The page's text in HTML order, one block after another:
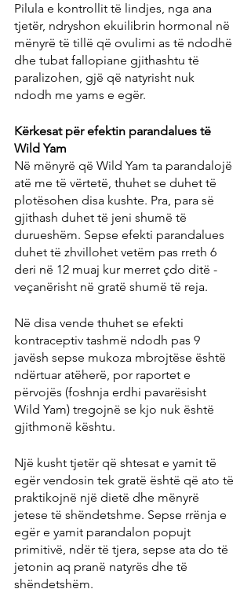
Pilula e kontrollit të lindjes, nga ana
tjetër, ndryshon ekuilibrin hormonal në
mënyrë të tillë që ovulimi as të ndodhë
dhe tubat fallopiane gjithashtu të
paralizohen, gjë që natyrisht nuk
ndodh me yams e egër.
Kërkesat për efektin parandalues ​​të
Wild Yam
Në mënyrë që Wild Yam ta parandalojë
atë me të vërtetë, thuhet se duhet të
plotësohen disa kushte. Pra, para së
gjithash duhet të jeni shumë të
durueshëm. Sepse efekti parandalues ​​
duhet të zhvillohet vetëm pas rreth 6
deri në 12 muaj kur merret çdo ditë -
veçanërisht në gratë shumë të reja.
Në disa vende thuhet se efekti
kontraceptiv tashmë ndodh pas 9
javësh sepse mukoza mbrojtëse është
ndërtuar atëherë, por raportet e
përvojës (foshnja erdhi pavarësisht
Wild Yam) tregojnë se kjo nuk është
gjithmonë kështu.
Një kusht tjetër që shtesat e yamit të
egër vendosin tek gratë është që ato të
praktikojnë një dietë dhe mënyrë
jetese të shëndetshme. Sepse rrënja e
egër e yamit parandalon popujt
primitivë, ndër të tjera, sepse ata do të
jetonin aq pranë natyrës dhe të
shëndetshëm.